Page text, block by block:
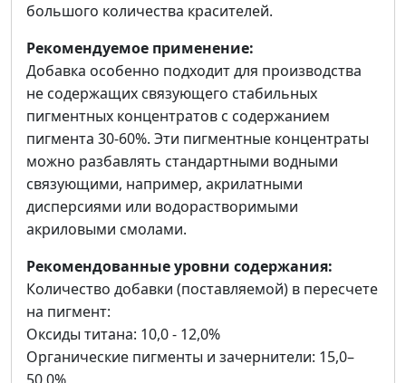
большого количества красителей.
Рекомендуемое применение:
Добавка особенно подходит для производства
не содержащих связующего стабильных
пигментных концентратов с содержанием
пигмента 30-60%. Эти пигментные концентраты
можно разбавлять стандартными водными
связующими, например, акрилатными
дисперсиями или водорастворимыми
акриловыми смолами.
Рекомендованные уровни содержания:
Количество добавки (поставляемой) в пересчете
на пигмент:
Оксиды титана: 10,0 - 12,0%
Органические пигменты и зачернители: 15,0–